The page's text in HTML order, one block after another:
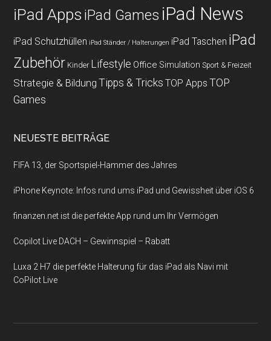
iPad Apps iPad Games iPad News
iPad Schutzhüllen iPad Ständer / Halterungen iPad Taschen iPad
Zubehör Kinder Lifestyle Office Simulation Sport & Freizeit
Strategie & Bildung Tipps & Tricks TOP Apps TOP
Games
NEUESTE BEITRÄGE
FIFA 13, der Sportspiel-Hammer des Jahres
iPhone Keynote: Infos rund ums iPad und Gewissheit über iOS 6
finanzen.net ist die perfekte App rund um Ihr Vermögen
Copilot Live DACH – Gewinnspiel – Rabatt
Luxa 2 H7 die perfekte Halterung für das iPad als Navi mit
CoPilot Live